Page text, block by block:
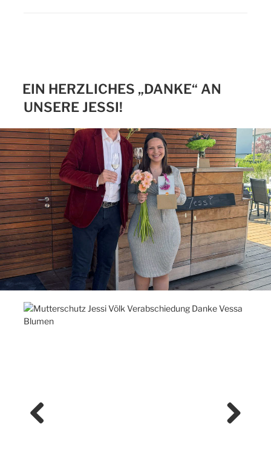
EIN HERZLICHES „DANKE“ AN
UNSERE JESSI!